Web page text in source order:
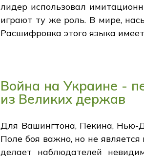
лидер использовал
играют ту же роль. В мире,
Расшифровка этого языка
Война на Украине -
из Великих держав
Для Вашингтона, Пекина, Нью-
Поле боя важно, но не
делает наблюдателей